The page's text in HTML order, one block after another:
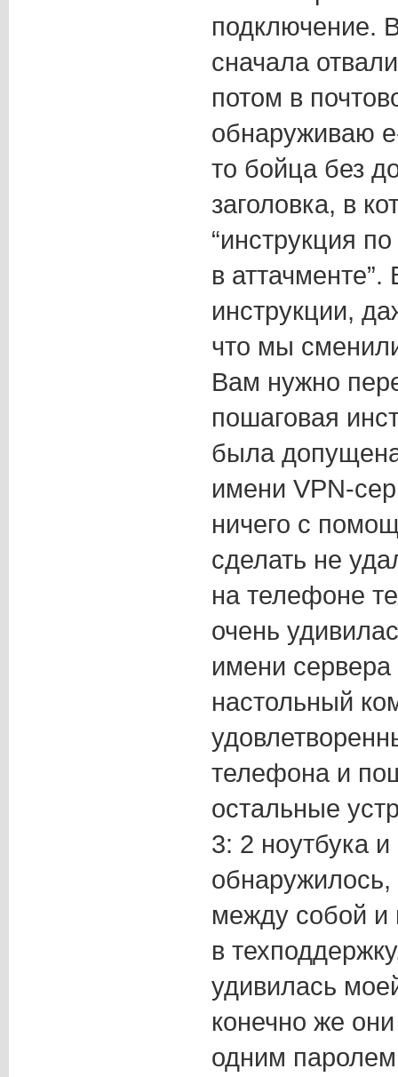
подключение.
сначала
потом в
обнаруживаю
то бойца без
заголовка, в
“инструкция
в
инструкции,
что мы
Вам нужно
пошаговая
была
имени VPN-
ничего с
сделать не
на телефоне
очень
имени
настольный
телефона и
остальные
3: 2 ноутбука
между собой и
в
удивилась
конечно же
одним